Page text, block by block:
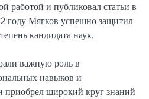
работой и публиковал статьи в
году Мягков успешно защитил
кандидата наук.
важную роль в
навыков и
широкий круг знаний